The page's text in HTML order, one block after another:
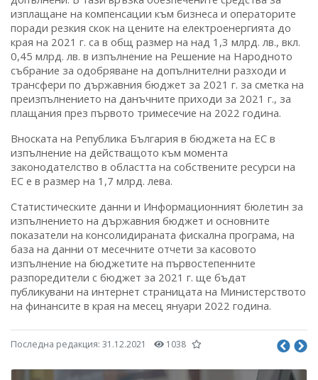
изплащане на компенсации към бизнеса и операторите
поради резкия скок на цените на електроенергията до
края на 2021 г. са в общ размер на над 1,3 млрд. лв., вкл.
0,45 млрд. лв. в изпълнение на Решение на Народното
събрание за одобряване на допълнителни разходи и
трансфери по държавния бюджет за 2021 г. за сметка на
преизпълнението на данъчните приходи за 2021 г., за
плащания през първото тримесечие на 2022 година.
Вноската на Република България в бюджета на ЕС в
изпълнение на действащото към момента
законодателство в областта на собствените ресурси на
ЕС е в размер на 1,7 млрд. лева.
Статистическите данни и Информационният бюлетин за
изпълнението на държавния бюджет и основните
показатели на консолидираната фискална програма, на
база на данни от месечните отчети за касовото
изпълнение на бюджетите на първостепенните
разпоредители с бюджет за 2021 г. ще бъдат
публикувани на интернет страницата на Министерството
на финансите в края на месец януари 2022 година.
Последна редакция: 31.12.2021 1038